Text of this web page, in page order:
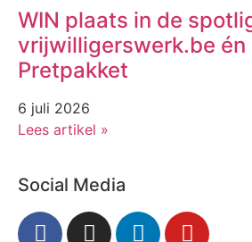
WIN plaats in de
vrijwilligerswerk.be én
Pretpakket
6 juli 2026
Lees artikel »
Social Media